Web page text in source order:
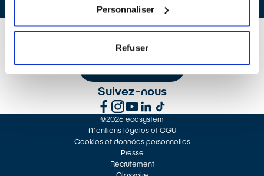
Personnaliser
Refuser
CONTACTEZ-NOUS
Suivez-nous
©2026 ecosystem
Mentions légales et CGU
Cookies et données personnelles
Presse
Recrutement